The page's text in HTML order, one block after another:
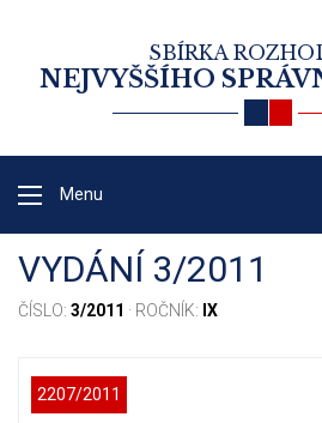
SBÍRKA
NEJVYŠŠÍHO
Menu
VYDÁNÍ 3/2011
ČÍSLO: 3/2011 · ROČNÍK: IX
2207/2011